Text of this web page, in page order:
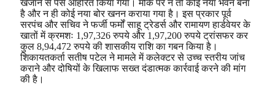
खजाने से पैसे आहरित किया गया। मौके पर न तो कोई नया भवन बना
है और न ही कोई नया बोर खनन कराया गया है। इस प्रकार पूर्व
सरपंच और सचिव ने फर्जी फर्मों साहू ट्रेडर्स और रामायण हार्डवेयर के
खातों में क्रमशः 1,97,326 रुपये और 1,97,200 रुपये ट्रांसफर कर
कुल 8,94,472 रुपये की शासकीय राशि का गबन किया है।
शिकायतकर्ता सतीष पटेल ने मामले में कलेक्टर से उच्च स्तरीय जांच
कराने और दोषियों के खिलाफ सख्त दंडात्मक कार्रवाई करने की मांग
की है।